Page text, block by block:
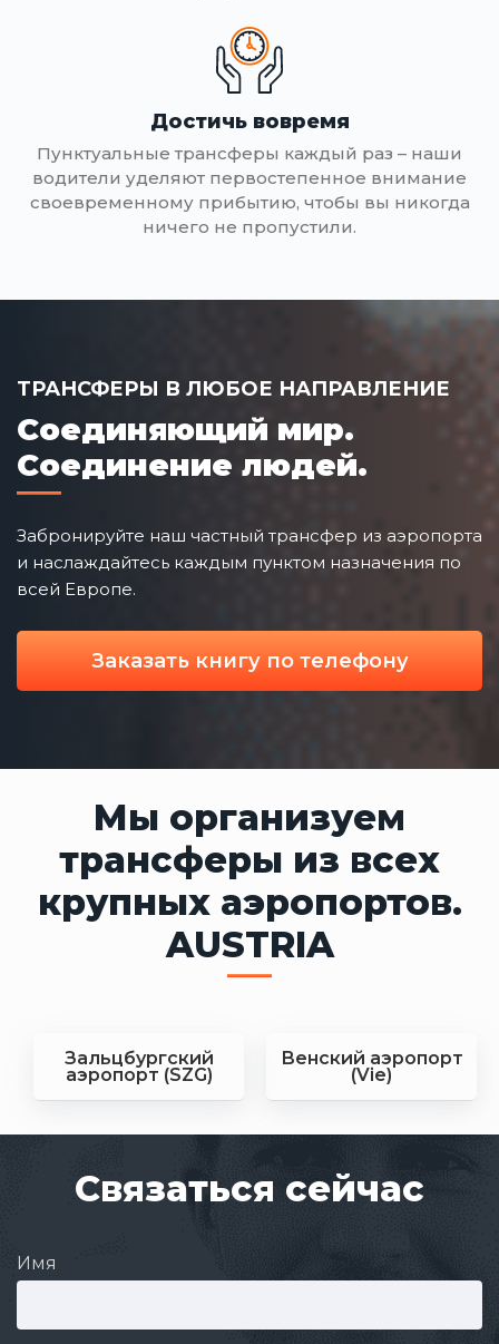
Достичь вовремя
Пунктуальные трансферы каждый раз – наши
водители уделяют первостепенное внимание
своевременному прибытию, чтобы вы никогда
ничего не пропустили.
ТРАНСФЕРЫ В ЛЮБОЕ НАПРАВЛЕНИЕ
Соединяющий мир.
Соединение людей.
Забронируйте наш частный трансфер из аэропорта
и наслаждайтесь каждым пунктом назначения по
всей Европе.
Заказать книгу по телефону
Мы организуем
трансферы из всех
крупных аэропортов.
AUSTRIA
Зальцбургский
аэропорт (SZG)
Венский аэропорт
(Vie)
Связаться сейчас
Имя